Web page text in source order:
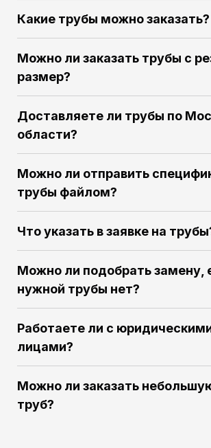
Какие трубы можно заказать?
Можно ли заказать трубы с
размер?
Доставляете ли трубы по
области?
Можно ли отправить
трубы файлом?
Что указать в заявке на
Можно ли подобрать замену,
нужной трубы нет?
Работаете ли с
лицами?
Можно ли заказать
труб?